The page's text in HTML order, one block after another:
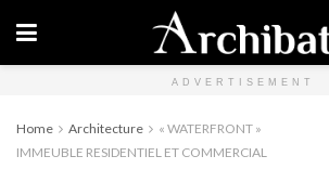
ADVERTISEMENT
Home Architecture
« WATERFRONT »
IMMEUBLE RESIDENTIEL ET COMMERCIAL